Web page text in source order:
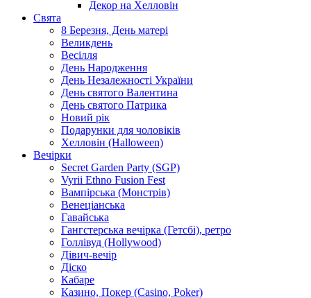
Декор на Хелловін
Свята
8 Березня, День матері
Великдень
Весілля
День Народження
День Незалежності України
День святого Валентина
День святого Патрика
Новий рік
Подарунки для чоловіків
Хелловін (Halloween)
Вечірки
Secret Garden Party (SGP)
Vyrii Ethno Fusion Fest
Вампірська (Монстрів)
Венеціанська
Гавайська
Гангстерська вечірка (Гетсбі), ретро
Голлівуд (Hollywood)
Дівич-вечір
Діско
Кабаре
Казино, Покер (Casino, Poker)